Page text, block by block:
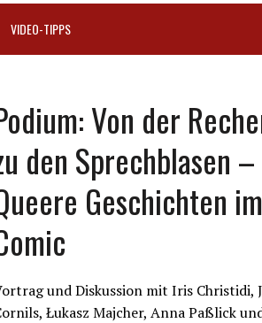
VIDEO-TIPPS
Von der
den Sprechblasen –
Geschichten im
und Diskussion mit Iris Christidi,
Łukasz Majcher, Anna Paßlick